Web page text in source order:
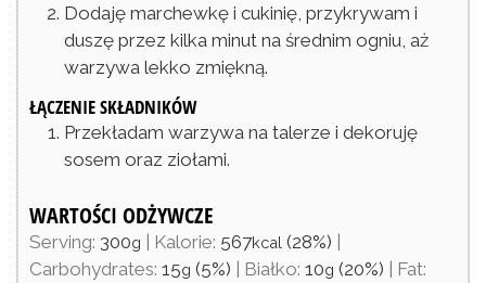
Dodaję marchewkę i cukinię, przykrywam i
duszę przez kilka minut na średnim ogniu, aż
warzywa lekko zmiękną.
ŁĄCZENIE SKŁADNIKÓW
Przekładam warzywa na talerze i dekoruję
sosem oraz ziołami.
WARTOŚCI ODŻYWCZE
Serving: 300g | Kalorie: 567kcal (28%) |
Carbohydrates: 15g (5%) | Białko: 10g (20%) | Fat: